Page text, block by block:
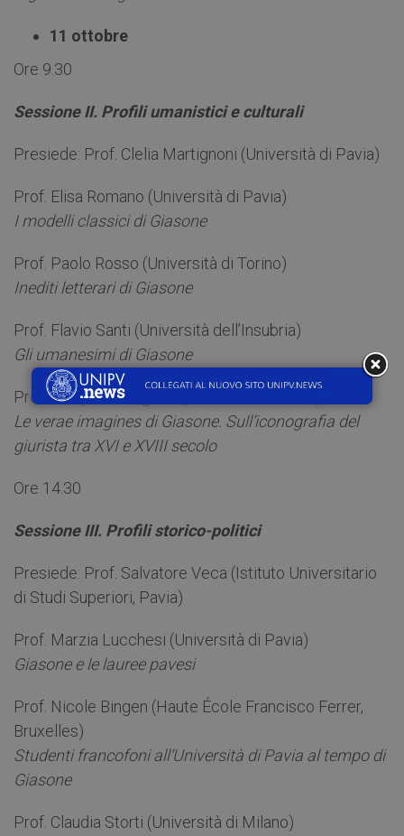
11 ottobre
Ore 9.30
Sessione II. Profili umanistici e culturali
Presiede: Prof. Clelia Martignoni (Università di Pavia)
Prof. Elisa Romano (Università di Pavia)
I modelli classici di Giasone
Prof. Paolo Rosso (Università di Torino)
Inediti letterari di Giasone
Prof. Flavio Santi (Università dell’Insubria)
Gli umanesimi di Giasone
Prof. Gianpaolo Angelini (Università di Pavia)
Le verae imagines di Giasone. Sull’iconografia del
giurista tra XVI e XVIII secolo
Ore 14.30
Sessione III. Profili storico-politici
Presiede: Prof. Salvatore Veca (Istituto Universitario
di Studi Superiori, Pavia)
Prof. Marzia Lucchesi (Università di Pavia)
Giasone e le lauree pavesi
Prof. Nicole Bingen (Haute École Francisco Ferrer,
Bruxelles)
Studenti francofoni all’Università di Pavia al tempo di
Giasone
Prof. Claudia Storti (Università di Milano)